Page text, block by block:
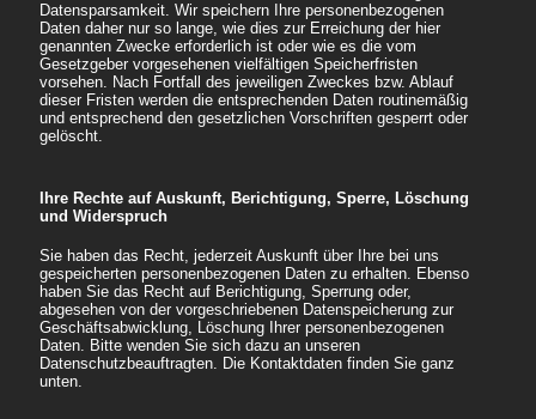
Datensparsamkeit. Wir speichern Ihre personenbezogenen
Daten daher nur so lange, wie dies zur Erreichung der hier
genannten Zwecke erforderlich ist oder wie es die vom
Gesetzgeber vorgesehenen vielfältigen Speicherfristen
vorsehen. Nach Fortfall des jeweiligen Zweckes bzw. Ablauf
dieser Fristen werden die entsprechenden Daten routinemäßig
und entsprechend den gesetzlichen Vorschriften gesperrt oder
gelöscht.
Ihre Rechte auf Auskunft, Berichtigung, Sperre, Löschung
und Widerspruch
Sie haben das Recht, jederzeit Auskunft über Ihre bei uns
gespeicherten personenbezogenen Daten zu erhalten. Ebenso
haben Sie das Recht auf Berichtigung, Sperrung oder,
abgesehen von der vorgeschriebenen Datenspeicherung zur
Geschäftsabwicklung, Löschung Ihrer personenbezogenen
Daten. Bitte wenden Sie sich dazu an unseren
Datenschutzbeauftragten. Die Kontaktdaten finden Sie ganz
unten.